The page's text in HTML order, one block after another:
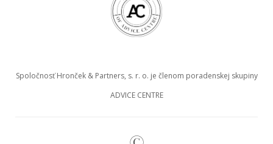
Spoločnosť Hronček & Partners, s. r. o. je členom poradenskej skupiny
ADVICE CENTRE